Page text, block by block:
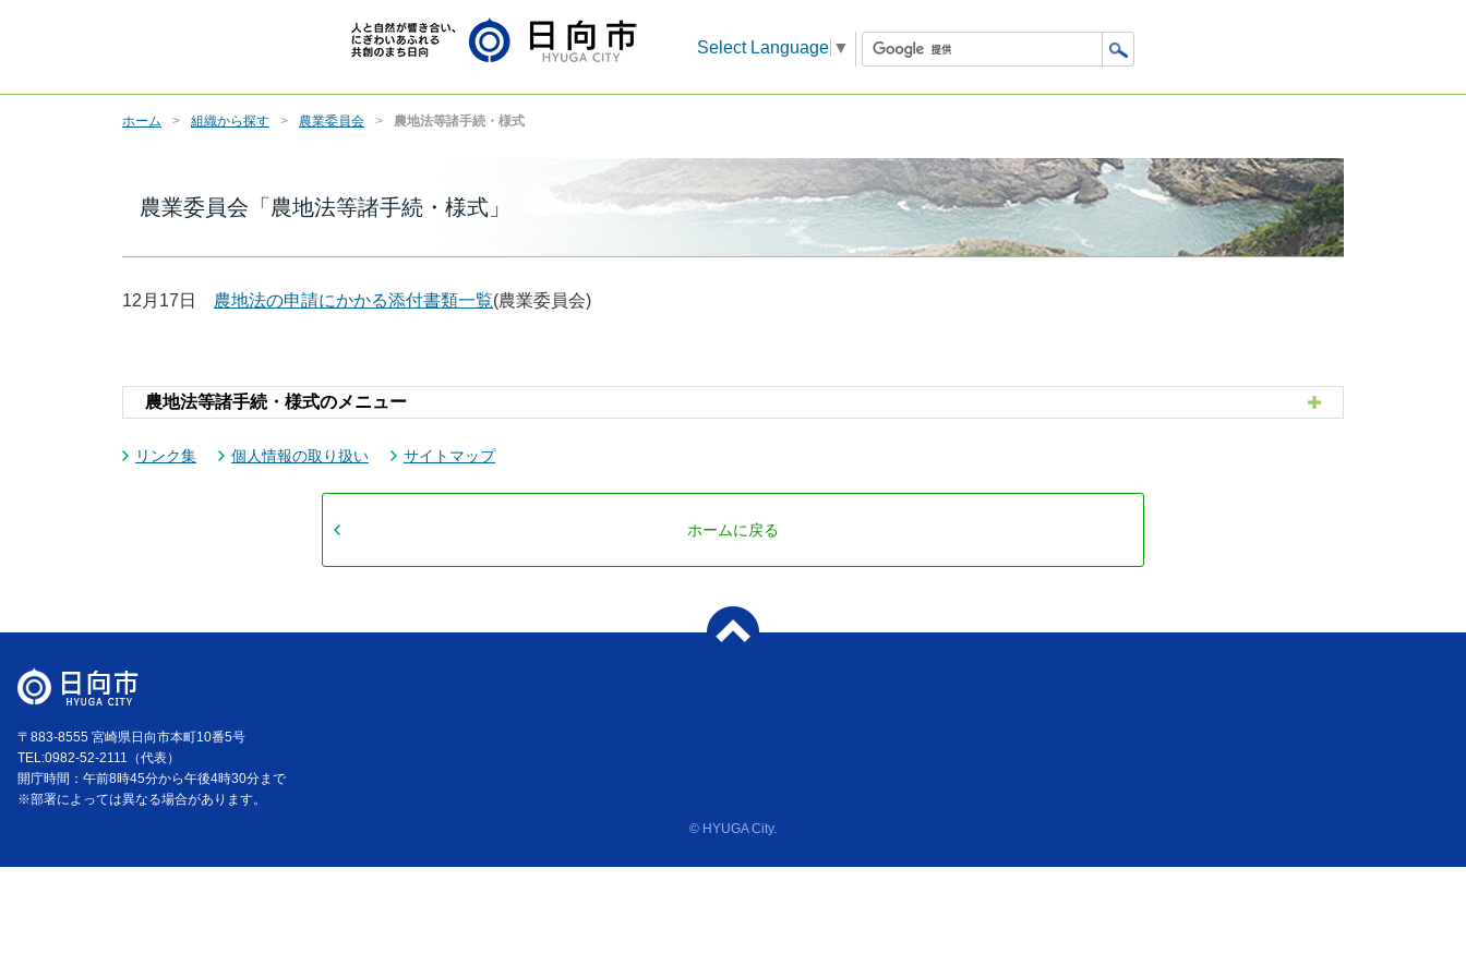
Select Language ▼
ホーム 組織から探す 農業委員会 農地法等諸手続・様式
農業委員会「農地法等諸手続・様式」
12月17日 農地法の申請にかかる添付書類一覧(農業委員会)
農地法等諸手続・様式のメニュー
リンク集 個人情報の取り扱い サイトマップ
ホームに戻る
〒883-8555 宮崎県日向市本町10番5号
TEL:0982-52-2111（代表）
開庁時間：午前8時45分から午後4時30分まで
※部署によっては異なる場合があります。
© HYUGA City.